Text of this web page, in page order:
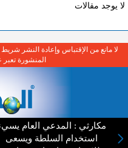
لا يوجد مقالات
مكارثي : المدعي العام
استخدام السلطة ويسعى
لا مانع من الإقتباس وإعادة النشر شريط
المنشورة
عن المدينة الإخبارية